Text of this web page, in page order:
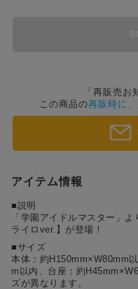
ド
1位 #ポケットモンスター（ポケモン）
#ハイキュー!!
3位
4位
「再販売
この商品の再販時に
アイテム情報
■説明
「学園アイドルマスター」
ライロver.】が登場！
■サイズ
本体：約H150mm×W80mm
m以内、台座：約
ズが異なります。